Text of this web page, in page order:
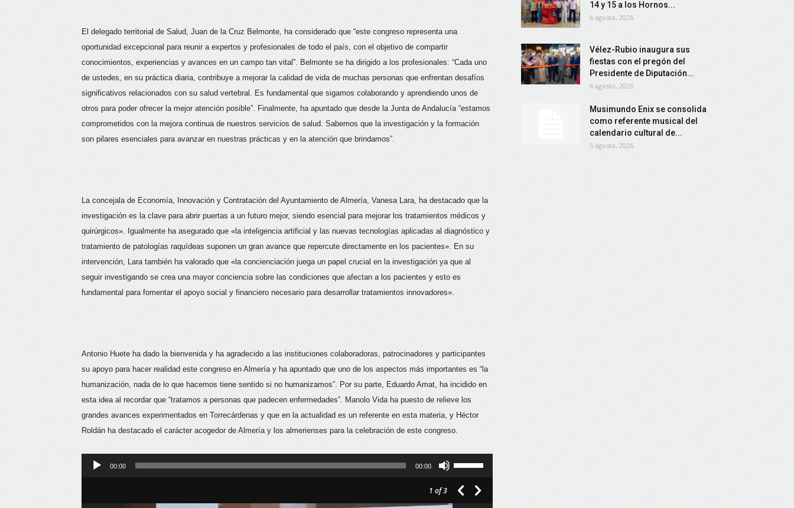
El delegado territorial de Salud, Juan de la Cruz Belmonte, ha considerado que “este congreso representa una
oportunidad excepcional para reunir a expertos y profesionales de todo el país, con el objetivo de compartir
conocimientos, experiencias y avances en un campo tan vital”. Belmonte se ha dirigido a los profesionales: “Cada uno
de ustedes, en su práctica diaria, contribuye a mejorar la calidad de vida de muchas personas que enfrentan desafíos
significativos relacionados con su salud vertebral. Es fundamental que sigamos colaborando y aprendiendo unos de
otros para poder ofrecer la mejor atención posible”. Finalmente, ha apuntado que desde la Junta de Andalucía “estamos
comprometidos con la mejora continua de nuestros servicios de salud. Sabemos que la investigación y la formación
son pilares esenciales para avanzar en nuestras prácticas y en la atención que brindamos”.
La concejala de Economía, Innovación y Contratación del Ayuntamiento de Almería, Vanesa Lara, ha destacado que la
investigación es la clave para abrir puertas a un futuro mejor, siendo esencial para mejorar los tratamientos médicos y
quirúrgicos». Igualmente ha asegurado que «la inteligencia artificial y las nuevas tecnologías aplicadas al diagnóstico y
tratamiento de patologías raquídeas suponen un gran avance que repercute directamente en los pacientes». En su
intervención, Lara también ha valorado que «la concienciación juega un papel crucial en la investigación ya que al
seguir investigando se crea una mayor conciencia sobre las condiciones que afectan a los pacientes y esto es
fundamental para fomentar el apoyo social y financiero necesario para desarrollar tratamientos innovadores».
Antonio Huete ha dado la bienvenida y ha agradecido a las instituciones colaboradoras, patrocinadores y participantes
su apoyo para hacer realidad este congreso en Almería y ha apuntado que uno de los aspectos más importantes es “la
humanización, nada de lo que hacemos tiene sentido si no humanizamos”. Por su parte, Eduardo Amat, ha incidido en
esta idea al recordar que “tratamos a personas que padecen enfermedades”. Manolo Vida ha puesto de relieve los
grandes avances experimentados en Torrecárdenas y que en la actualidad es un referente en esta materia, y Héctor
Roldán ha destacado el carácter acogedor de Almería y los almerienses para la celebración de este congreso.
Reproductor
00:00 00:00
teclas
1 of 3
14 y 15 a los Hornos...
6 agosto, 2026
Vélez-Rubio inaugura sus
fiestas con el pregón del
Presidente de Diputación...
6 agosto, 2026
Musimundo Enix se consolida
como referente musical del
calendario cultural de...
5 agosto, 2026